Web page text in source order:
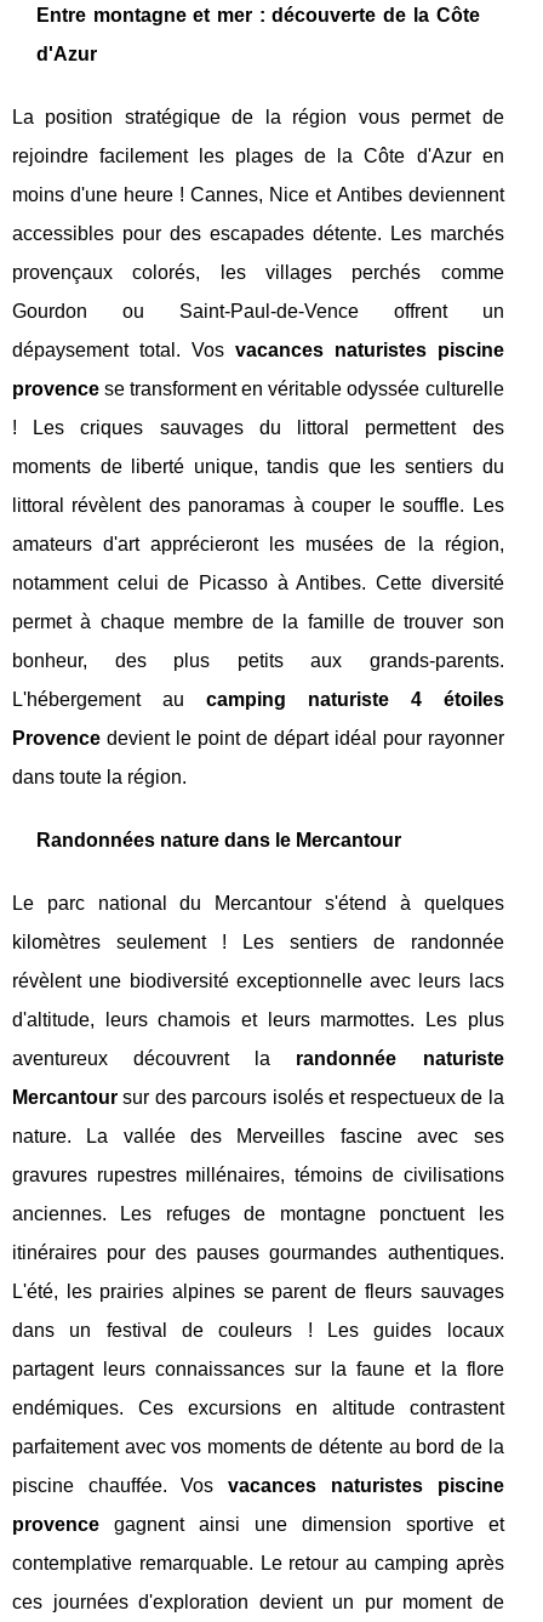
Entre montagne et mer : découverte de la Côte
d'Azur
La position stratégique de la région vous permet de
rejoindre facilement les plages de la Côte d'Azur en
moins d'une heure ! Cannes, Nice et Antibes deviennent
accessibles pour des escapades détente. Les marchés
provençaux colorés, les villages perchés comme
Gourdon ou Saint-Paul-de-Vence offrent un
dépaysement total. Vos vacances naturistes piscine
provence se transforment en véritable odyssée culturelle
! Les criques sauvages du littoral permettent des
moments de liberté unique, tandis que les sentiers du
littoral révèlent des panoramas à couper le souffle. Les
amateurs d'art apprécieront les musées de la région,
notamment celui de Picasso à Antibes. Cette diversité
permet à chaque membre de la famille de trouver son
bonheur, des plus petits aux grands-parents.
L'hébergement au camping naturiste 4 étoiles
Provence devient le point de départ idéal pour rayonner
dans toute la région.
Randonnées nature dans le Mercantour
Le parc national du Mercantour s'étend à quelques
kilomètres seulement ! Les sentiers de randonnée
révèlent une biodiversité exceptionnelle avec leurs lacs
d'altitude, leurs chamois et leurs marmottes. Les plus
aventureux découvrent la randonnée naturiste
Mercantour sur des parcours isolés et respectueux de la
nature. La vallée des Merveilles fascine avec ses
gravures rupestres millénaires, témoins de civilisations
anciennes. Les refuges de montagne ponctuent les
itinéraires pour des pauses gourmandes authentiques.
L'été, les prairies alpines se parent de fleurs sauvages
dans un festival de couleurs ! Les guides locaux
partagent leurs connaissances sur la faune et la flore
endémiques. Ces excursions en altitude contrastent
parfaitement avec vos moments de détente au bord de la
piscine chauffée. Vosvacances naturistes piscine
provence gagnent ainsi une dimension sportive et
contemplative remarquable. Le retour au camping après
ces journées d'exploration devient un pur moment de